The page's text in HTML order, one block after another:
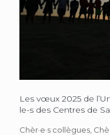
Les vœux 2025 de
le-s des Centres de
Chèr·e·s collègues,